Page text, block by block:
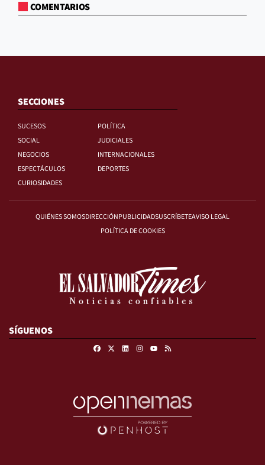
COMENTARIOS
SECCIONES
SUCESOS
POLÍTICA
SOCIAL
JUDICIALES
NEGOCIOS
INTERNACIONALES
ESPECTÁCULOS
DEPORTES
CURIOSIDADES
QUIÉNES SOMOSDIRECCIÓNPUBLICIDADSUSCRÍBETEAVISO LEGAL
POLÍTICA DE COOKIES
SÍGUENOS
FacebookLinkedinInstagram